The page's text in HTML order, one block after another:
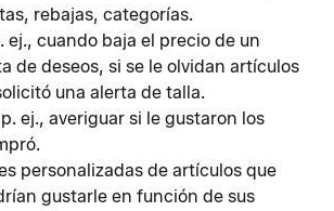
rebajas, categorías.
ej., cuando baja el precio de un
de deseos, si se le olvidan artículos
una alerta de talla.
ej., averiguar si le gustaron los
personalizadas de artículos que
gustarle en función de sus